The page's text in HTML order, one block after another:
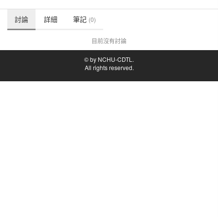
討論 詳細 筆記 (0)
目前沒有討論
© by NCHU-CDTL.
All rights reserved.